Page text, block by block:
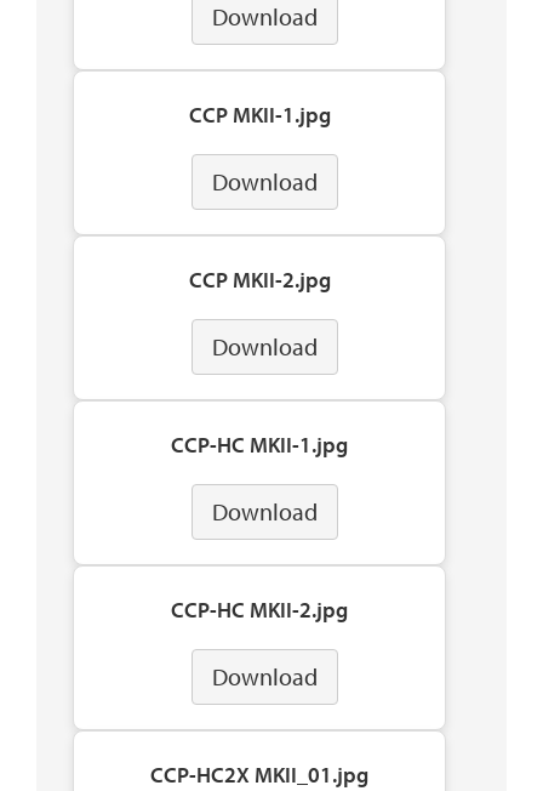
Download
CCP MKII-1.jpg
Download
CCP MKII-2.jpg
Download
CCP-HC MKII-1.jpg
Download
CCP-HC MKII-2.jpg
Download
CCP-HC2X MKII_01.jpg